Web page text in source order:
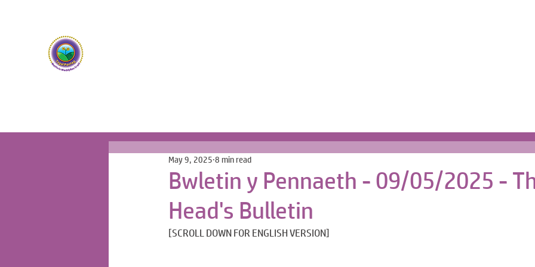
Bwletin y Pennaeth - 09/05/2025 -
Head's Bulletin
May 9, 2025 8 min read
[SCROLL DOWN FOR ENGLISH VERSION]